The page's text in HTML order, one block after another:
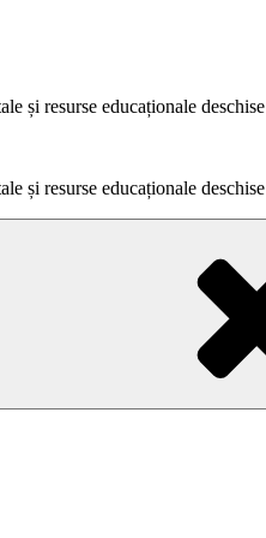
și resurse educaționale deschise
și resurse educaționale deschise